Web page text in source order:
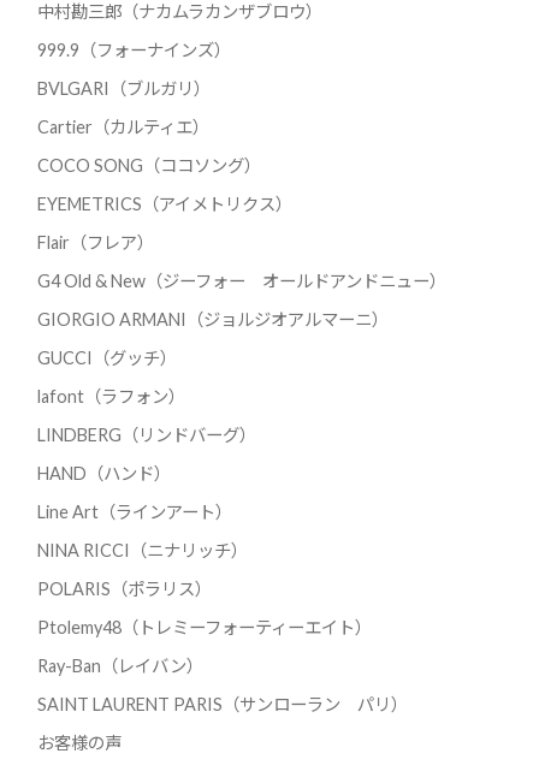
中村勘三郎（ナカムラカンザブロウ）
999.9（フォーナインズ）
BVLGARI（ブルガリ）
Cartier（カルティエ）
COCO SONG（ココソング）
EYEMETRICS（アイメトリクス）
Flair（フレア）
G4 Old & New（ジーフォー オールドアンドニュー）
GIORGIO ARMANI（ジョルジオアルマーニ）
GUCCI（グッチ）
lafont（ラフォン）
LINDBERG（リンドバーグ）
HAND（ハンド）
Line Art（ラインアート）
NINA RICCI（ニナリッチ）
POLARIS（ポラリス）
Ptolemy48（トレミーフォーティーエイト）
Ray-Ban（レイバン）
SAINT LAURENT PARIS（サンローラン パリ）
お客様の声